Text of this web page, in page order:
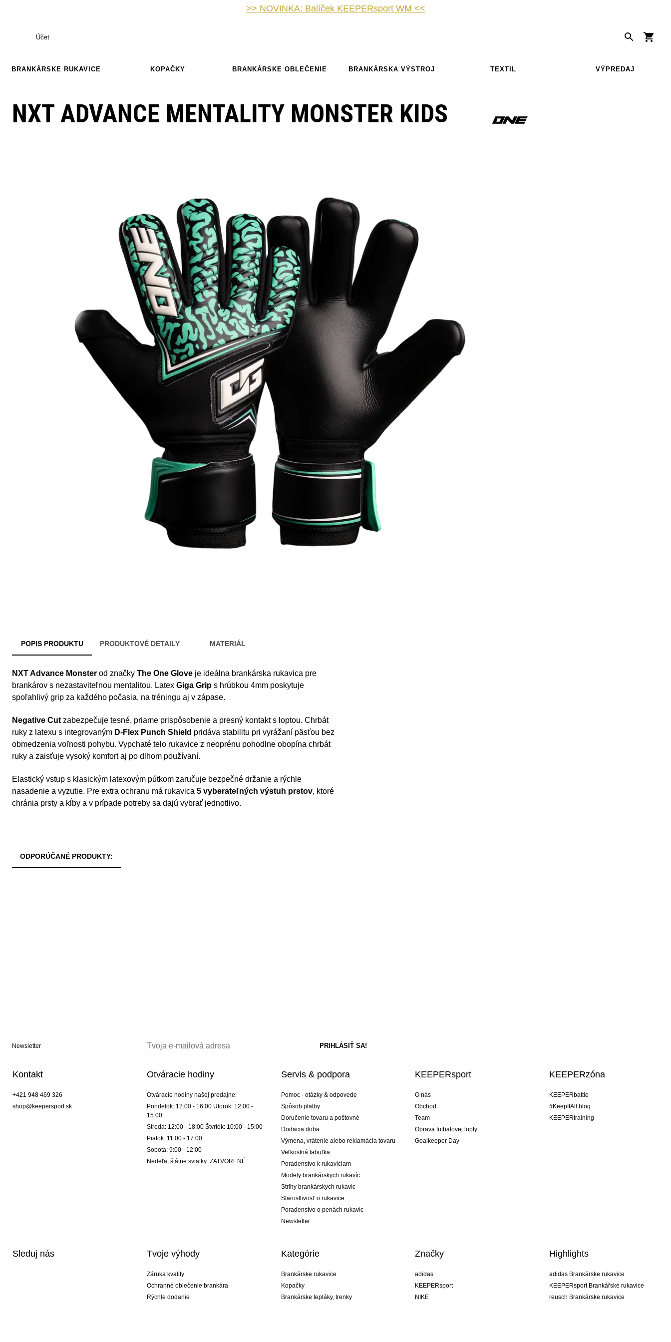
>> NOVINKA: Balíček KEEPERsport WM <<
Účet
BRANKÁRSKE RUKAVICE KOPAČKY BRANKÁRSKE OBLEČENIE BRANKÁRSKA VÝSTROJ TEXTIL VÝPREDAJ
NXT ADVANCE MENTALITY MONSTER KIDS
POPIS PRODUKTU PRODUKTOVÉ DETAILY MATERIÁL
NXT Advance Monster od značky The One Glove je ideálna brankárska rukavica pre
brankárov s nezastaviteľnou mentalitou. Latex Giga Grip s hrúbkou 4mm poskytuje
spoľahlivý grip za každého počasia, na tréningu aj v zápase.
Negative Cutzabezpečuje tesné, priame prispôsobenie a presný kontakt s loptou. Chrbát
ruky z latexu s integrovaným D-Flex Punch Shield pridáva stabilitu pri vyrážaní päsťou bez
obmedzenia voľnosti pohybu. Vypchaté telo rukavice z neoprénu pohodlne obopína chrbát
ruky a zaisťuje vysoký komfort aj po dlhom používaní.
Elastický vstup s klasickým latexovým pútkom zaručuje bezpečné držanie a rýchle
nasadenie a vyzutie. Pre extra ochranu má rukavica 5 vyberateľných výstuh prstov, ktoré
chránia prsty a kĺby a v prípade potreby sa dajú vybrať jednotlivo.
ODPORÚČANÉ PRODUKTY:
Newsletter
Kontakt
+421 948 469 326
shop@keepersport.sk
Otváracie hodiny
Otváracie hodiny našej predajne:
Pondelok: 12:00 - 16:00 Utorok: 12:00 -
15:00
Streda: 12:00 - 18:00 Štvrtok: 10:00 - 15:00
Piatok: 11:00 - 17:00
Sobota: 9:00 - 12:00
Nedeľa, štátne sviatky: ZATVORENÉ
Servis & podpora
Pomoc - otázky & odpovede
Spôsob platby
Doručenie tovaru a poštovné
Dodacia doba
Výmena, vrátenie alebo reklamácia tovaru
Veľkostná tabuľka
Poradenstvo k rukaviciam
Modely brankárskych rukavíc
Strihy brankárskych rukavíc
Starostlivosť o rukavice
Poradenstvo o penách rukavíc
Newsletter
KEEPERsport
O nás
Obchod
Team
Oprava futbalovej lopty
Goalkeeper Day
KEEPERzóna
KEEPERbattle
#KeepItAll blog
KEEPERtraining
Sleduj nás Tvoje výhody
Záruka kvality
Ochranné oblečenie brankára
Rýchle dodanie
Kategórie
Brankárske rukavice
Kopačky
Brankárske tepláky, trenky
Značky
adidas
KEEPERsport
NIKE
Highlights
adidas Brankárske rukavice
KEEPERsport Brankářské rukavice
reusch Brankárske rukavice